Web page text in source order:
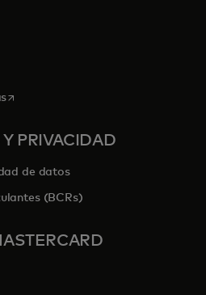
nueva
se abre en una pestaña nueva
PRIVACIDAD
de datos
(BCRs)
pestaña nueva